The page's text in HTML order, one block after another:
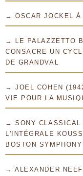
→ OSCAR JOCKEL À
→ LE PALAZZETTO
CONSACRE UN
DE GRANDVAL
→ JOEL COHEN
VIE POUR LA
→ SONY CLASSICAL
L'INTÉGRALE
BOSTON SYMPHONY
→ ALEXANDER